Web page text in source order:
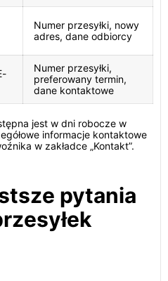
Numer przesyłki, nowy
adres, dane odbiorcy
Numer przesyłki,
preferowany termin,
dane kontaktowe
jest w dni robocze w
informacje kontaktowe
w zakładce „Kontakt”.
pytania